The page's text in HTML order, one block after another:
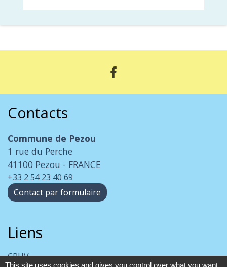
Contacts
Commune de Pezou
1 rue du Perche
41100 Pezou - FRANCE
+33 2 54 23 40 69
Contact par formulaire
Liens
CPHV
This site uses cookies and gives you control over what you want